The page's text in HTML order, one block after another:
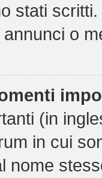
stati
o
(in
in cui
nome